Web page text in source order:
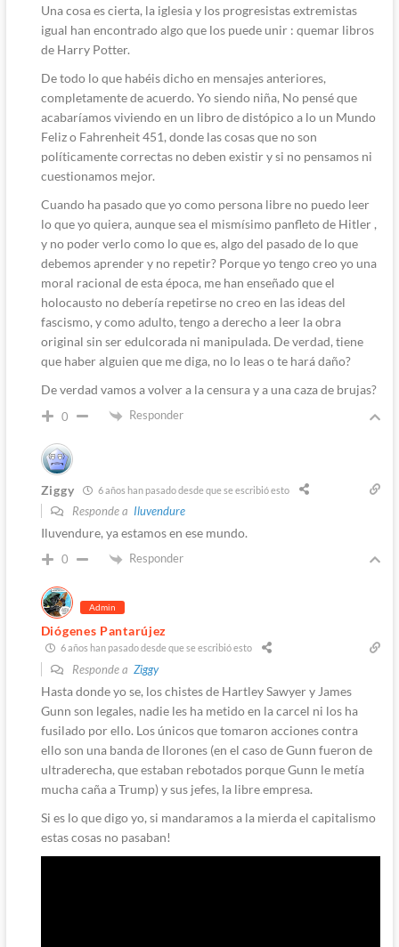
Una cosa es cierta, la iglesia y los progresistas extremistas
igual han encontrado algo que los puede unir : quemar libros
de Harry Potter.
De todo lo que habéis dicho en mensajes anteriores,
completamente de acuerdo. Yo siendo niña, No pensé que
acabaríamos viviendo en un libro de distópico a lo un Mundo
Feliz o Fahrenheit 451, donde las cosas que no son
políticamente correctas no deben existir y si no pensamos ni
cuestionamos mejor.
Cuando ha pasado que yo como persona libre no puedo leer
lo que yo quiera, aunque sea el mismísimo panfleto de Hitler ,
y no poder verlo como lo que es, algo del pasado de lo que
debemos aprender y no repetir? Porque yo tengo creo yo una
moral racional de esta época, me han enseñado que el
holocausto no debería repetirse no creo en las ideas del
fascismo, y como adulto, tengo a derecho a leer la obra
original sin ser edulcorada ni manipulada. De verdad, tiene
que haber alguien que me diga, no lo leas o te hará daño?
De verdad vamos a volver a la censura y a una caza de brujas?
0 Responder
Ziggy 6 años han pasado desde que se escribió esto
Responde a Iluvendure
Iluvendure, ya estamos en ese mundo.
0 Responder
Admin
Diógenes Pantarújez
6 años han pasado desde que se escribió esto
Responde a Ziggy
Hasta donde yo se, los chistes de Hartley Sawyer y James
Gunn son legales, nadie les ha metido en la carcel ni los ha
fusilado por ello. Los únicos que tomaron acciones contra
ello son una banda de llorones (en el caso de Gunn fueron de
ultraderecha, que estaban rebotados porque Gunn le metía
mucha caña a Trump) y sus jefes, la libre empresa.
Si es lo que digo yo, si mandaramos a la mierda el capitalismo
estas cosas no pasaban!